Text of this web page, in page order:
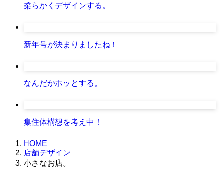
柔らかくデザインする。
新年号が決まりましたね！
なんだかホッとする。
集住体構想を考え中！
HOME
店舗デザイン
小さなお店。